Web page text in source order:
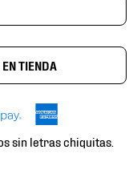
TIENDA